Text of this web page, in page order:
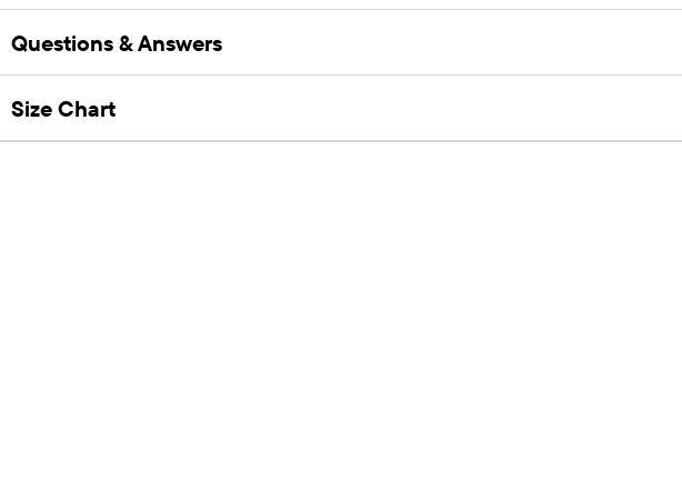
Questions & Answers
Size Chart